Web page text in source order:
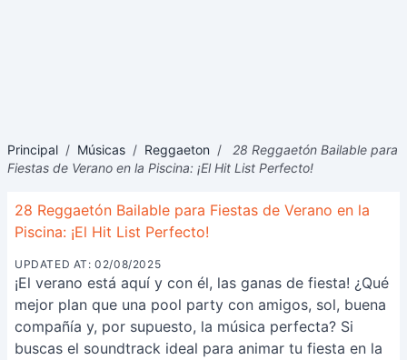
Principal / Músicas / Reggaeton /
28 Reggaetón Bailable para
Fiestas de Verano en la Piscina: ¡El Hit List Perfecto!
28 Reggaetón Bailable para Fiestas de Verano en la
Piscina: ¡El Hit List Perfecto!
UPDATED AT: 02/08/2025
¡El verano está aquí y con él, las ganas de fiesta! ¿Qué
mejor plan que una pool party con amigos, sol, buena
compañía y, por supuesto, la música perfecta? Si
buscas el soundtrack ideal para animar tu fiesta en la